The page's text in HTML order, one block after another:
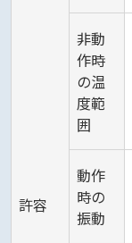
許容
非動
作時
の温
度範
囲
動作
時の
振動